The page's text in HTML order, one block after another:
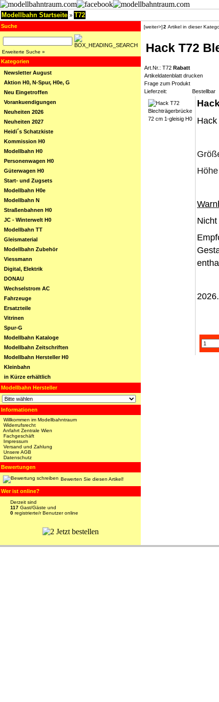
Modellbahn Startseite » T72
Suche
Erweiterte Suche »
Kategorien
Newsletter August
Aktion H0, N-Spur, H0e, G
Neu Eingetroffen
Vorankuendigungen
Neuheiten 2026
Neuheiten 2027
Heidi´s Schatzkiste
Kommission H0
Modellbahn H0
Personenwagen H0
Güterwagen H0
Start- und Zugsets
Modellbahn H0e
Modellbahn N
Straßenbahnen H0
JC - Winterwelt H0
Modellbahn TT
Gleismaterial
Modellbahn Zubehör
Viessmann
Digital, Elektrik
DONAU
Wechselstrom AC
Fahrzeuge
Ersatzteile
Vitrinen
Spur-G
Modellbahn Kataloge
Modellbahn Zeitschriften
Modellbahn Hersteller H0
Kleinbahn
in Kürze erhältlich
Modellbahn Hersteller
Informationen
Willkommen im Modellbahntraum
Widerrufsrecht
Anfahrt Zentrale Wien
Fachgeschäft
Impressum
Versand und Zahlung
Unsere AGB
Datenschutz
Bewertungen
Bewerten Sie diesen Artikel!
Wer ist online?
Derzeit sind
117 Gast/Gäste und
0 registrierte/r Benutzer online
[weiter>]2 Artikel in dieser
Hack T72
Art.Nr.: T72 Rabatt
Artikeldatenblatt drucken
Frage zum Produkt
Lieferzeit:
Bestellbar